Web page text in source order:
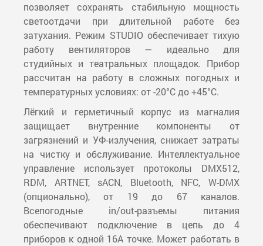
позволяет сохранять стабильную мощность
светоотдачи при длительной работе без
затухания. Режим STUDIO обеспечивает тихую
работу вентиляторов — идеально для
студийных и театральных площадок. Прибор
рассчитан на работу в сложных погодных и
температурных условиях: от -20°С до +45°С.
Лёгкий и герметичный корпус из магналия
защищает внутренние компоненты от
загрязнений и УФ‑излучения, снижает затраты
на чистку и обслуживание. Интеллектуальное
управление использует протоколы DMX512,
RDM, ARTNET, sACN, Bluetooth, NFC, W-DMX
(опционально), от 19 до 67 каналов.
Всепогодные in/out-разъемы питания
обеспечивают подключение в цепь до 4
приборов к одной 16А точке. Может работать в